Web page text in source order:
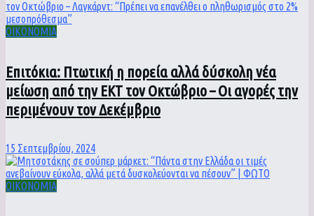
ΟΙΚΟΝΟΜΙΑ
Επιτόκια: Πτωτική η πορεία αλλά δύσκολη νέα
μείωση από την ΕΚΤ τον Οκτώβριο – Οι αγορές την
περιμένουν τον Δεκέμβριο
15 Σεπτεμβρίου, 2024
ΟΙΚΟΝΟΜΙΑ